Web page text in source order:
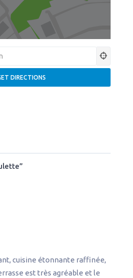
cuisine étonnante raffinée,
est très agréable et le